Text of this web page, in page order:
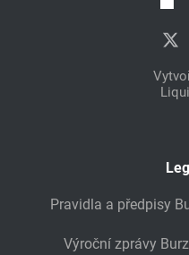
Pravidla a předpisy
Výroční zprávy